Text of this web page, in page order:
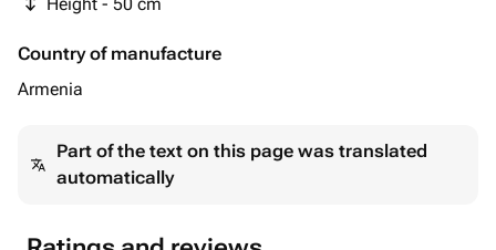
Country of manufacture
Armenia
Part of the text on this page was translated
automatically